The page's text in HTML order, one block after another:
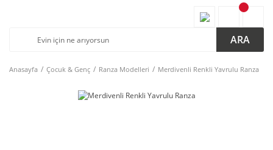
ARA
Anasayfa Çocuk & Genç Ranza Modelleri Merdivenli Renkli Yavrulu Ranza